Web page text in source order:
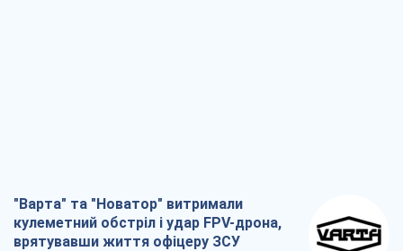
"Варта" та "Новатор" витримали
кулеметний обстріл і удар FPV-дрона,
врятувавши життя офіцеру ЗСУ